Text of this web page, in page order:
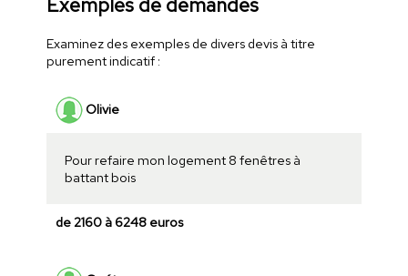
Examinez des exemples de divers devis à titre
purement indicatif :
Olivie
Pour refaire mon logement 8 fenêtres à
battant bois
de 2160 à 6248 euros